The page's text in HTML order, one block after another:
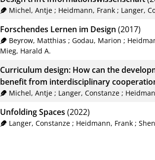
Michel, Antje ; Heidmann, Frank ; Langer,
Forschendes Lernen im Design (2017)
Beyrow, Matthias ;Godau, Marion ;
Mieg, Harald A.
Curriculum design: How can the
benefit from interdisciplinary
Michel, Antje ; Langer, Constanze ;
Unfolding Spaces (2022)
Langer, Constanze ; Heidmann, Frank ;